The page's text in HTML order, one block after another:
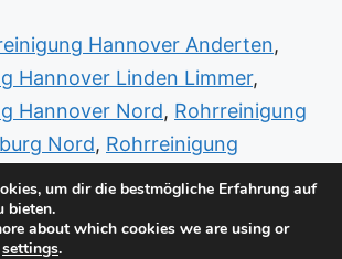
Hannover Anderten,
Hannover Linden Limmer,
Hannover Nord, Rohrreinigung
Nord, Rohrreinigung
List
,
Sanitär Alfeld Leine
Hildesheim Zahna
Wiesenau
Sanitär
um dir die bestmögliche Erfahrung auf
bieten.
about which cookies we are using or
settings.